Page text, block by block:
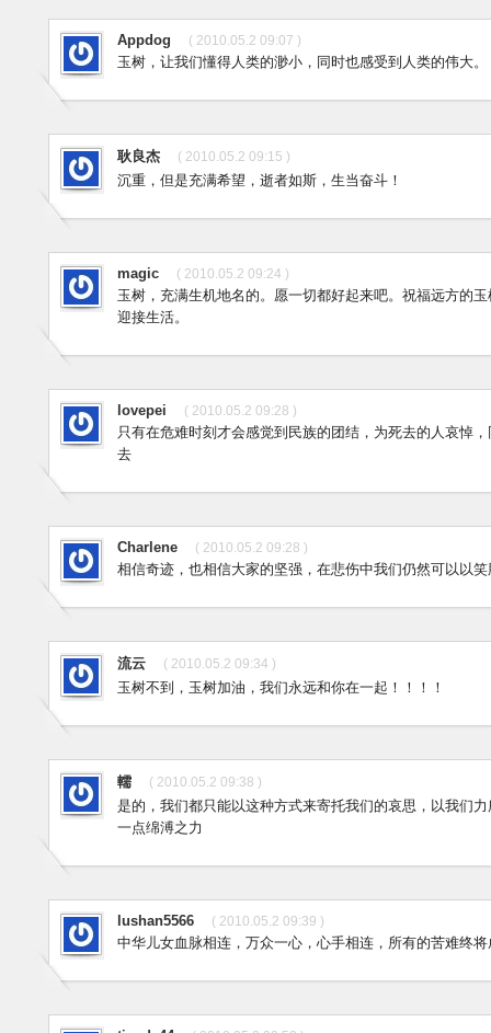
Appdog ( 2010.05.2 09:07 )
玉树，让我们懂得人类的渺小，同时也感受到人类的伟大。
耿良杰 ( 2010.05.2 09:15 )
沉重，但是充满希望，逝者如斯，生当奋斗！
magic ( 2010.05.2 09:24 )
玉树，充满生机地名的。愿一切都好起来吧。祝福远方的
迎接生活。
lovepei ( 2010.05.2 09:28 )
只有在危难时刻才会感觉到民族的团结，为死去的人哀悼
去
Charlene ( 2010.05.2 09:28 )
相信奇迹，也相信大家的坚强，在悲伤中我们仍然可以以
流云 ( 2010.05.2 09:34 )
玉树不到，玉树加油，我们永远和你在一起！！！！
轜 ( 2010.05.2 09:38 )
是的，我们都只能以这种方式来寄托我们的哀思，以我们
一点绵溥之力
lushan5566 ( 2010.05.2 09:39 )
中华儿女血脉相连，万众一心，心手相连，所有的苦难终